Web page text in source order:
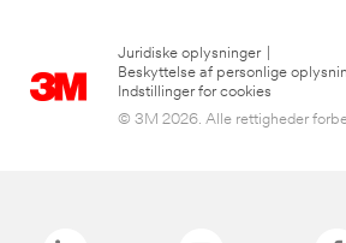
Juridiske oplysninger
Beskyttelse af personlige
Indstillinger for cookies
© 3M 2026. Alle rettigheder